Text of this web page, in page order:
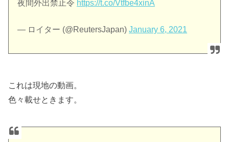
夜間外出禁止令 https://t.co/Vtfbe4xinA
— ロイター (@ReutersJapan)January 6, 2021
これは現地の動画。
色々載せときます。